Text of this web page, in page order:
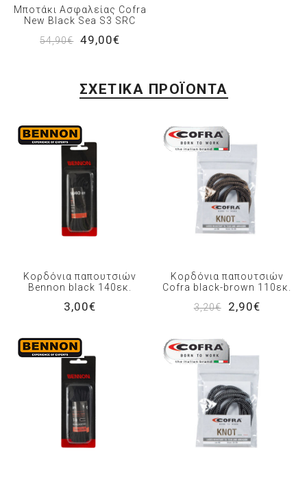
Μποτάκι Ασφαλείας Cofra
New Black Sea S3 SRC
54,90€
49,00€
ΣΧΕΤΙΚΆ ΠΡΟΪΌΝΤΑ
Κορδόνια παπουτσιών
Bennon black 140εκ.
3,00€
Κορδόνια παπουτσιών
Cofra black-brown 110εκ.
3,20€
2,90€